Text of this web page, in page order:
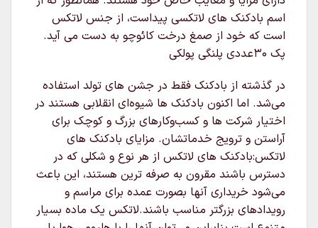
اسم بادکنک های لاتکسی پیداست، از جنس لاتکس
است که خود از صمغ درخت کائوچو به دست می آید.
پک 30عددی پلنگی پولکی
در گذشته از بادکنک فقط در جشن های تولد استفاده
می‌شد. اما اکنون بادکنک ها شیوه‌ای انقلابی هستند در
اختیار شرکت ها و کسب‌وکارهای بزرگ و کوچک برای
آراستن و ترویج خدماتشان. مزایای بادکنک های
لاتکس:بادکنک های لاتکس از هر نوع و شکلی که در
دسترس باشند مقرون به صرفه ترین هستند، این باعث
می‌شود خریداری آنها بصورت عمده برای مراسم و
رویدادهای بزرگتر مناسب باشند.لاتکس یک ماده بسیار